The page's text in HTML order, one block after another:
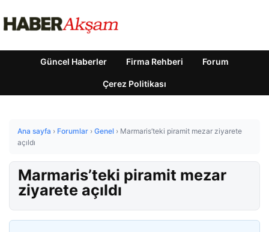
Güncel Haberler Firma Rehberi Forum
Çerez Politikası
Ana sayfa › Forumlar › Genel › Marmaris’teki piramit mezar ziyarete
açıldı
Marmaris’teki piramit mezar
ziyarete açıldı